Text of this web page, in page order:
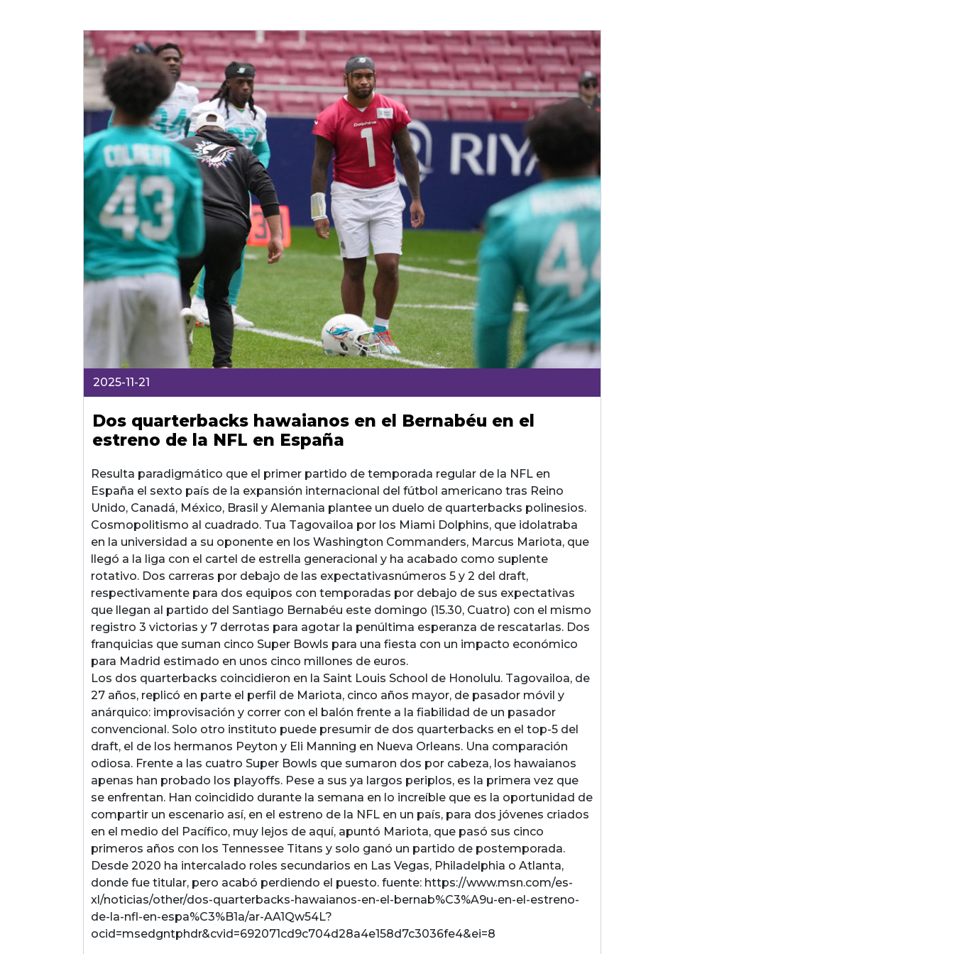
2025-11-21
Dos quarterbacks hawaianos en el Bernabéu en el
estreno de la NFL en España
Resulta paradigmático que el primer partido de temporada regular de la NFL en
España el sexto país de la expansión internacional del fútbol americano tras Reino
Unido, Canadá, México, Brasil y Alemania plantee un duelo de quarterbacks polinesios.
Cosmopolitismo al cuadrado. Tua Tagovailoa por los Miami Dolphins, que idolatraba
en la universidad a su oponente en los Washington Commanders, Marcus Mariota, que
llegó a la liga con el cartel de estrella generacional y ha acabado como suplente
rotativo. Dos carreras por debajo de las expectativasnúmeros 5 y 2 del draft,
respectivamente para dos equipos con temporadas por debajo de sus expectativas
que llegan al partido del Santiago Bernabéu este domingo (15.30, Cuatro) con el mismo
registro 3 victorias y 7 derrotas para agotar la penúltima esperanza de rescatarlas. Dos
franquicias que suman cinco Super Bowls para una fiesta con un impacto económico
para Madrid estimado en unos cinco millones de euros.
Los dos quarterbacks coincidieron en la Saint Louis School de Honolulu. Tagovailoa, de
27 años, replicó en parte el perfil de Mariota, cinco años mayor, de pasador móvil y
anárquico: improvisación y correr con el balón frente a la fiabilidad de un pasador
convencional. Solo otro instituto puede presumir de dos quarterbacks en el top-5 del
draft, el de los hermanos Peyton y Eli Manning en Nueva Orleans. Una comparación
odiosa. Frente a las cuatro Super Bowls que sumaron dos por cabeza, los hawaianos
apenas han probado los playoffs. Pese a sus ya largos periplos, es la primera vez que
se enfrentan. Han coincidido durante la semana en lo increíble que es la oportunidad de
compartir un escenario así, en el estreno de la NFL en un país, para dos jóvenes criados
en el medio del Pacífico, muy lejos de aquí, apuntó Mariota, que pasó sus cinco
primeros años con los Tennessee Titans y solo ganó un partido de postemporada.
Desde 2020 ha intercalado roles secundarios en Las Vegas, Philadelphia o Atlanta,
donde fue titular, pero acabó perdiendo el puesto. fuente: https://www.msn.com/es-
xl/noticias/other/dos-quarterbacks-hawaianos-en-el-bernab%C3%A9u-en-el-estreno-
de-la-nfl-en-espa%C3%B1a/ar-AA1Qw54L?
ocid=msedgntphdr&cvid=692071cd9c704d28a4e158d7c3036fe4&ei=8